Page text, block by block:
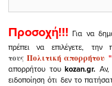
Προσοχή!!! Για να
πρέπει να επιλέγετε, την
τουςΠολιτική απορρήτου"
απορρήτου τουkozan.gr.
ειδοποίηση ότι δεν το